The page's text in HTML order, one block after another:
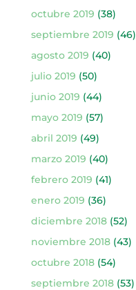
octubre 2019 (38)
septiembre 2019 (46)
agosto 2019 (40)
julio 2019 (50)
junio 2019 (44)
mayo 2019 (57)
abril 2019 (49)
marzo 2019 (40)
febrero 2019 (41)
enero 2019 (36)
diciembre 2018(52)
noviembre 2018(43)
octubre 2018(54)
septiembre 2018(53)